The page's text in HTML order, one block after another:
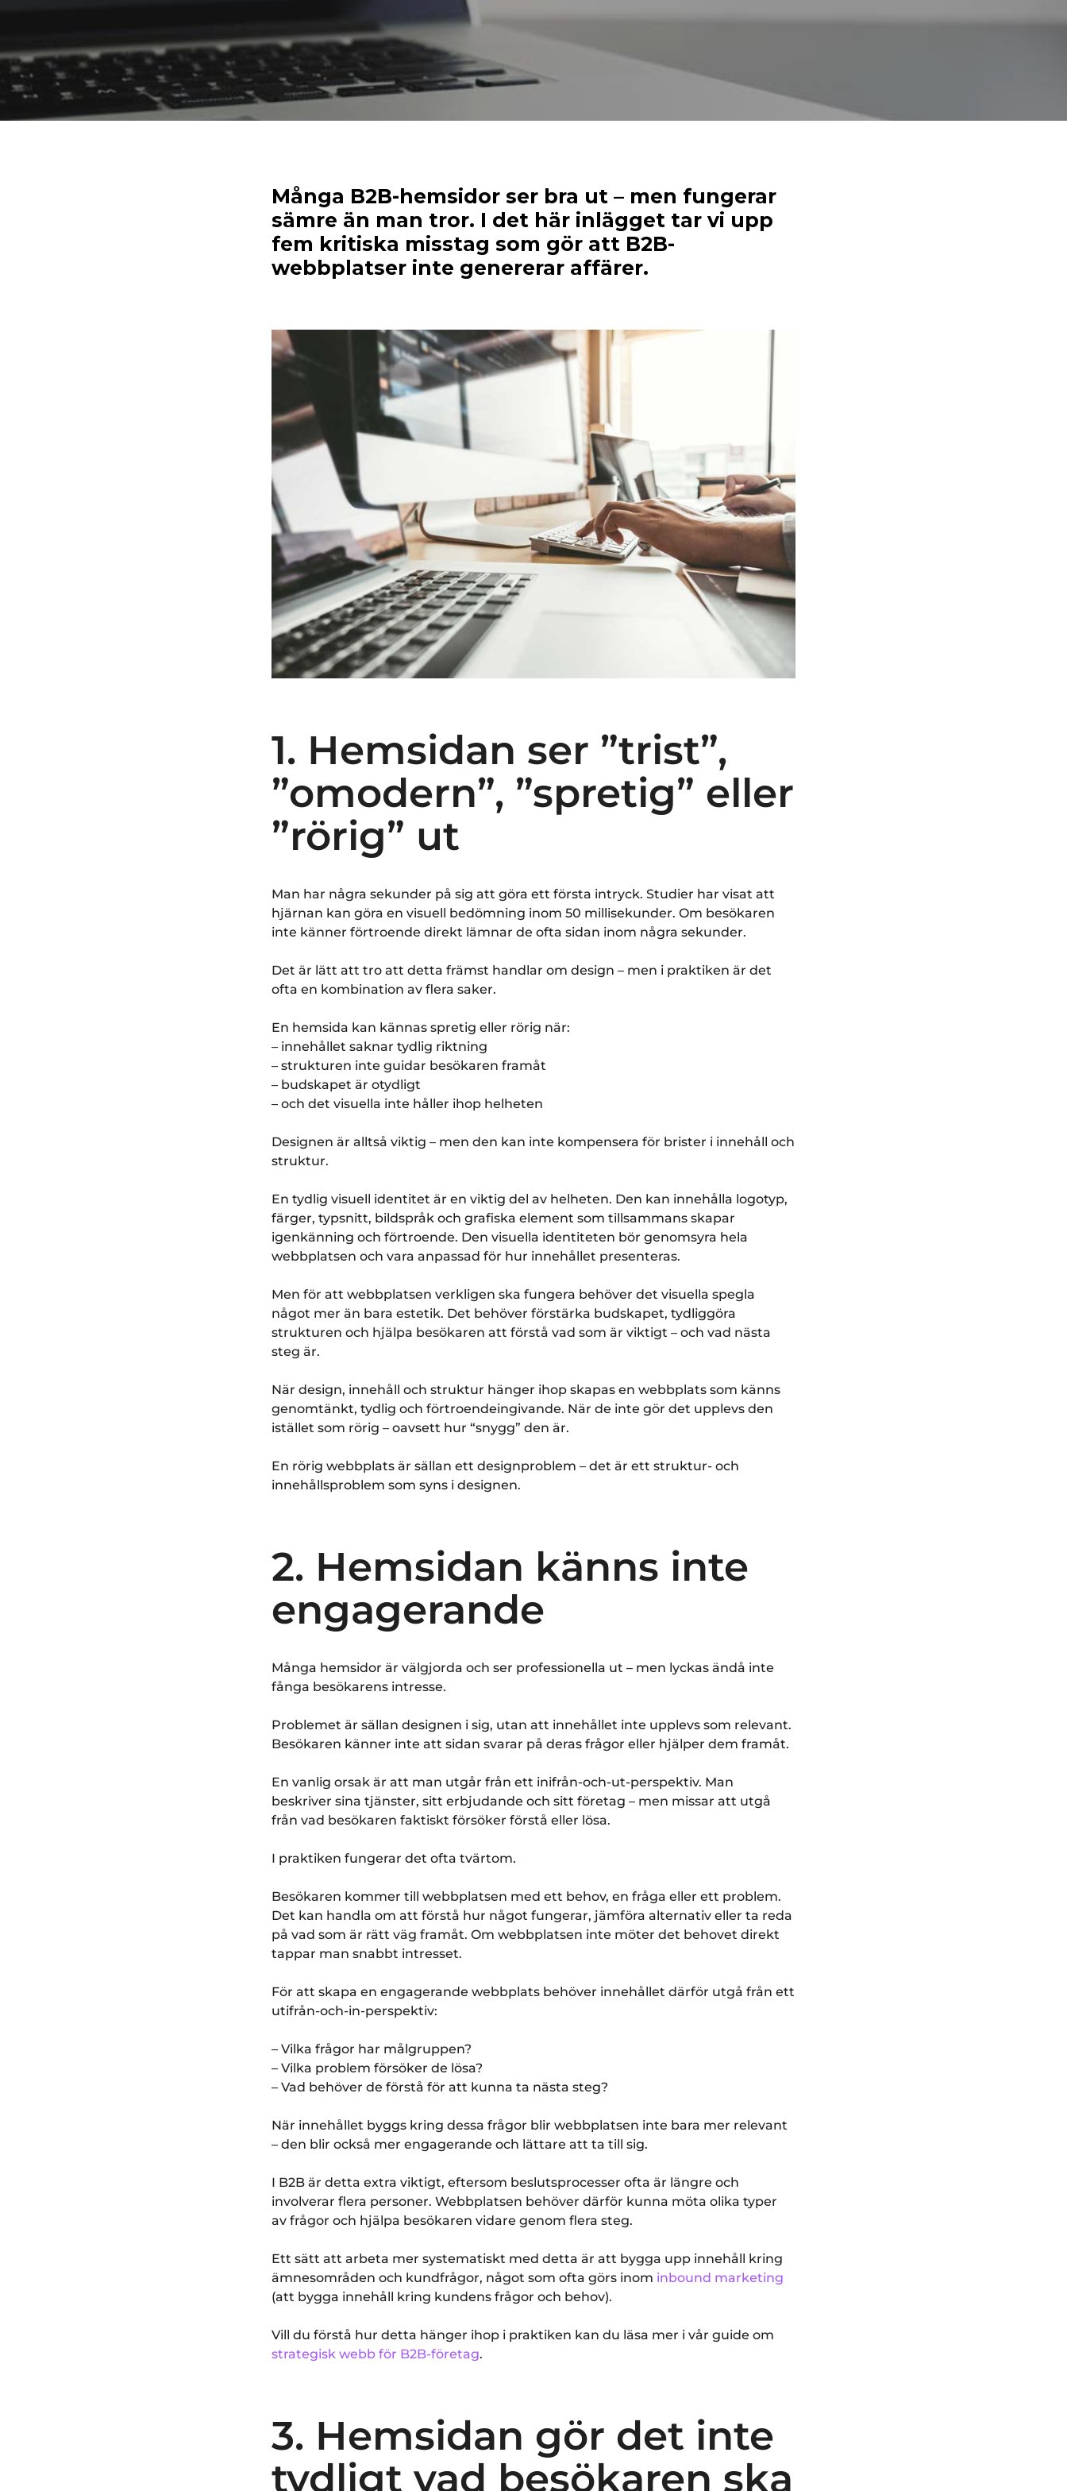
Många B2B-hemsidor ser bra ut – men fungerar
sämre än man tror. I det här inlägget tar vi upp
fem kritiska misstag som gör att B2B-
webbplatser inte genererar affärer.
1. Hemsidan ser ”trist”,
”omodern”, ”spretig” eller
”rörig” ut
Man har några sekunder på sig att göra ett första intryck. Studier har visat att
hjärnan kan göra en visuell bedömning inom 50 millisekunder. Om besökaren
inte känner förtroende direkt lämnar de ofta sidan inom några sekunder.
Det är lätt att tro att detta främst handlar om design – men i praktiken är det
ofta en kombination av flera saker.
En hemsida kan kännas spretig eller rörig när:
– innehållet saknar tydlig riktning
– strukturen inte guidar besökaren framåt
– budskapet är otydligt
– och det visuella inte håller ihop helheten
Designen är alltså viktig – men den kan inte kompensera för brister i innehåll och
struktur.
En tydlig visuell identitet är en viktig del av helheten. Den kan innehålla logotyp,
färger, typsnitt, bildspråk och grafiska element som tillsammans skapar
igenkänning och förtroende. Den visuella identiteten bör genomsyra hela
webbplatsen och vara anpassad för hur innehållet presenteras.
Men för att webbplatsen verkligen ska fungera behöver det visuella spegla
något mer än bara estetik. Det behöver förstärka budskapet, tydliggöra
strukturen och hjälpa besökaren att förstå vad som är viktigt – och vad nästa
steg är.
När design, innehåll och struktur hänger ihop skapas en webbplats som känns
genomtänkt, tydlig och förtroendeingivande. När de inte gör det upplevs den
istället som rörig – oavsett hur “snygg” den är.
En rörig webbplats är sällan ett designproblem – det är ett struktur- och
innehållsproblem som syns i designen.
2. Hemsidan känns inte
engagerande
Många hemsidor är välgjorda och ser professionella ut – men lyckas ändå inte
fånga besökarens intresse.
Problemet är sällan designen i sig, utan att innehållet inte upplevs som relevant.
Besökaren känner inte att sidan svarar på deras frågor eller hjälper dem framåt.
En vanlig orsak är att man utgår från ett inifrån-och-ut-perspektiv. Man
beskriver sina tjänster, sitt erbjudande och sitt företag – men missar att utgå
från vad besökaren faktiskt försöker förstå eller lösa.
I praktiken fungerar det ofta tvärtom.
Besökaren kommer till webbplatsen med ett behov, en fråga eller ett problem.
Det kan handla om att förstå hur något fungerar, jämföra alternativ eller ta reda
på vad som är rätt väg framåt. Om webbplatsen inte möter det behovet direkt
tappar man snabbt intresset.
För att skapa en engagerande webbplats behöver innehållet därför utgå från ett
utifrån-och-in-perspektiv:
– Vilka frågor har målgruppen?
– Vilka problem försöker de lösa?
– Vad behöver de förstå för att kunna ta nästa steg?
När innehållet byggs kring dessa frågor blir webbplatsen inte bara mer relevant
– den blir också mer engagerande och lättare att ta till sig.
I B2B är detta extra viktigt, eftersom beslutsprocesser ofta är längre och
involverar flera personer. Webbplatsen behöver därför kunna möta olika typer
av frågor och hjälpa besökaren vidare genom flera steg.
Ett sätt att arbeta mer systematiskt med detta är att bygga upp innehåll kring
ämnesområden och kundfrågor, något som ofta görs inom inbound marketing
(att bygga innehåll kring kundens frågor och behov).
Vill du förstå hur detta hänger ihop i praktiken kan du läsa mer i vår guide om
strategisk webb för B2B-företag.
3. Hemsidan gör det inte
tydligt vad besökaren ska